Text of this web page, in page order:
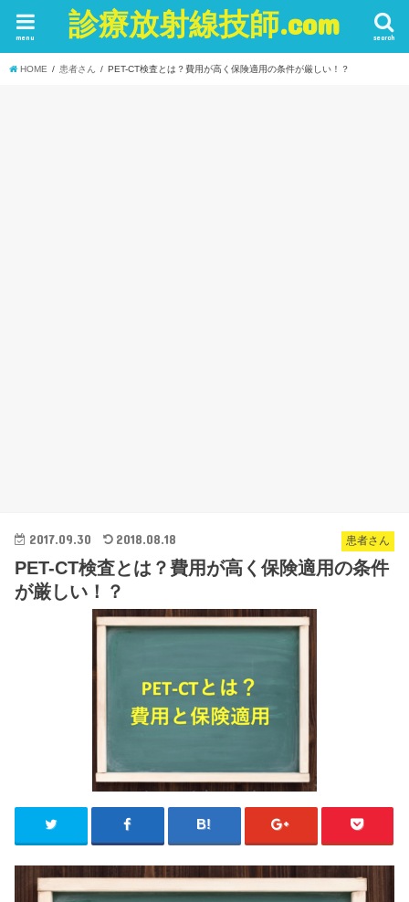
診療放射線技師.com search
menu
HOME 患者さん PET-CT検査とは？費用が高く保険適用の条件が厳しい！？
患者さん
2017.09.30 2018.08.18
PET-CT検査とは？費用が高く保険適用の条件
が厳しい！？